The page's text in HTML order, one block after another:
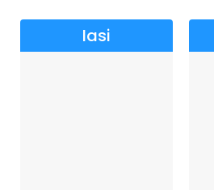
Iasi